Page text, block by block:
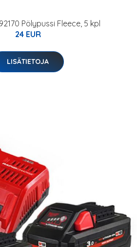
Pölypussi Fleece, 5 kpl
24 EUR
LISÄTIETOJA